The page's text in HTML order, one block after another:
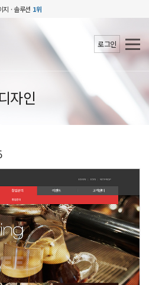
지 · 솔루션 1위
로그인
디자인